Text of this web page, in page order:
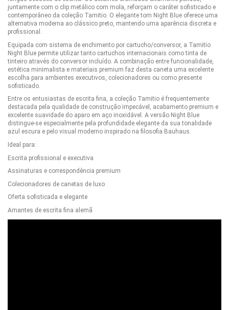
juntamente com o clip metálico com mola, reforçam o caráter sofisticado e
contemporâneo da coleção Tamitio. O elegante tom Night Blue oferece uma
alternativa moderna ao clássico preto, mantendo uma aparência discreta e
profissional.
Equipada com sistema de enchimento por cartucho/conversor, a Tamitio
Night Blue permite utilizar tanto cartuchos internacionais como tinta de
tinteiro através do conversor incluído. A combinação entre funcionalidade,
estética minimalista e materiais premium faz desta caneta uma excelente
escolha para ambientes executivos, colecionadores ou como presente
sofisticado.
Entre os entusiastas de escrita fina, a coleção Tamitio é frequentemente
destacada pela qualidade de construção impecável, acabamento premium e
excelente suavidade do aparo em aço inoxidável. A versão Night Blue
distingue-se especialmente pela profundidade elegante da sua tonalidade
azul escura e pelo visual moderno inspirado na filosofia Bauhaus.
Ideal para:
Escrita profissional e executiva
Assinaturas e correspondência premium
Colecionadores de canetas de luxo
Oferta sofisticada e elegante
Amantes de escrita fina alemã